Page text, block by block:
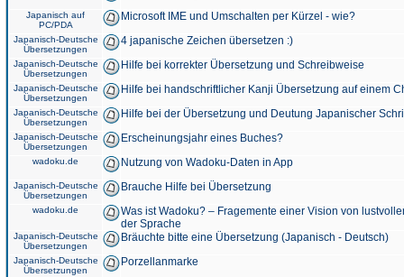
Japanisch auf
PC/PDA
Microsoft IME und Umschalten per Kürzel - wie?
Japanisch-Deutsche
Übersetzungen
4 japanische Zeichen übersetzen :)
Japanisch-Deutsche
Übersetzungen
Hilfe bei korrekter Übersetzung und Schreibweise
Japanisch-Deutsche
Übersetzungen
Hilfe bei handschriftlicher Kanji Übersetzung auf einem
Japanisch-Deutsche
Übersetzungen
Hilfe bei der Übersetzung und Deutung Japanischer
Japanisch-Deutsche
Übersetzungen
Erscheinungsjahr eines Buches?
wadoku.de Nutzung von Wadoku-Daten in App
Japanisch-Deutsche
Übersetzungen
Brauche Hilfe bei Übersetzung
wadoku.de
Was ist Wadoku? – Fragemente einer Vision von
der Sprache
Japanisch-Deutsche
Übersetzungen
Bräuchte bitte eine Übersetzung (Japanisch - Deutsch)
Japanisch-Deutsche
Übersetzungen
Porzellanmarke